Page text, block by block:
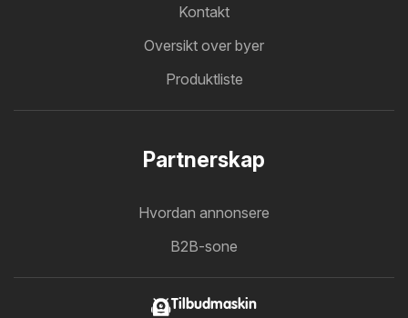
Kontakt
Oversikt over byer
Produktliste
Partnerskap
Hvordan annonsere
B2B-sone
Tilbudmaskin